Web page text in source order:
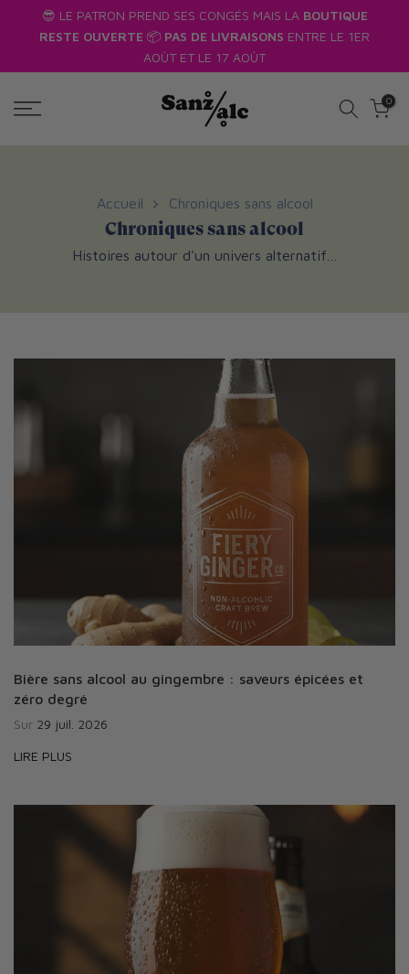
Passer
texte
🔥 10% de réductionsur votre 1ère commande en vous
inscrivant à notre newsletter* !!! 🔥
0
Accueil Chroniques sans alcool
Chroniques sans alcool
Histoires autour d'un univers alternatif…
Bière sans alcool au gingembre : saveurs épicées et
zéro degré
Sur 29 juil. 2026
LIRE PLUS